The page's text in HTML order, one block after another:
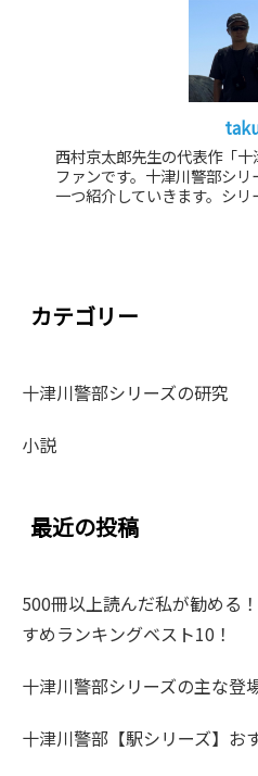
西村京太郎先生の代表作「
ファンです。十津川警部シ
一つ紹介していきます。シリ
カテゴリー
十津川警部シリーズの研究
小説
最近の投稿
500冊以上読んだ私が勧める
すめランキングベスト10！
十津川警部シリーズの主な登
十津川警部【駅シリーズ】お